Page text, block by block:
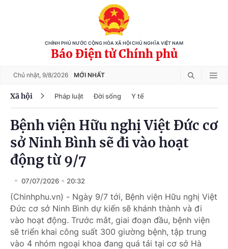
CHÍNH PHỦ NƯỚC CỘNG HÒA XÃ HỘI CHỦ NGHĨA VIỆT NAM
Báo Điện tử Chính phủ
Chủ nhật, 9/8/2026 MỚI NHẤT
Xã hội Pháp luật Đời sống Y tế
Bệnh viện Hữu nghị Việt Đức cơ
sở Ninh Bình sẽ đi vào hoạt
động từ 9/7
07/07/2026 20:32
(Chinhphu.vn) - Ngày 9/7 tới, Bệnh viện Hữu nghị Việt
Đức cơ sở Ninh Bình dự kiến sẽ khánh thành và đi
vào hoạt động. Trước mắt, giai đoạn đầu, bệnh viện
sẽ triển khai công suất 300 giường bệnh, tập trung
vào 4 nhóm ngoại khoa đang quá tải tại cơ sở Hà